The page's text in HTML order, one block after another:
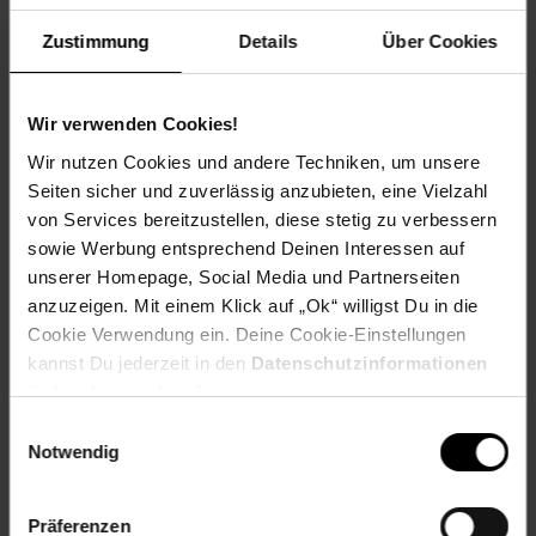
Zustimmung Details Über Cookies
Wir verwenden Cookies!
Wir nutzen Cookies und andere Techniken, um unsere
Seiten sicher und zuverlässig anzubieten, eine Vielzahl
von Services bereitzustellen, diese stetig zu verbessern
sowie Werbung entsprechend Deinen Interessen auf
unserer Homepage, Social Media und Partnerseiten
anzuzeigen. Mit einem Klick auf „Ok“ willigst Du in die
Cookie Verwendung ein. Deine Cookie-Einstellungen
kannst Du jederzeit in den Datenschutzinformationen
ändern bzw. widerrufen.
Notwendig
Präferenzen
Zum Rezept